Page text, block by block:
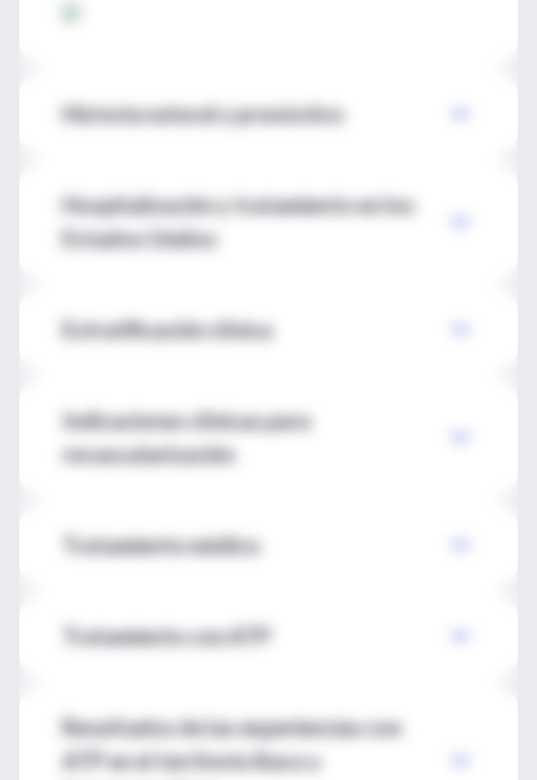
Historia natural y pronóstico
Hospitalización y tratamiento en los
Estados Unidos
Estratificación clínica
Indicaciones clínicas para
revascularización
Tratamiento médico
Tratamiento con ATP
Resultados de las experiencias con
ATP en el territorio ilíaco y